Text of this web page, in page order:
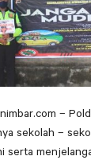
–
sekolah –
serta